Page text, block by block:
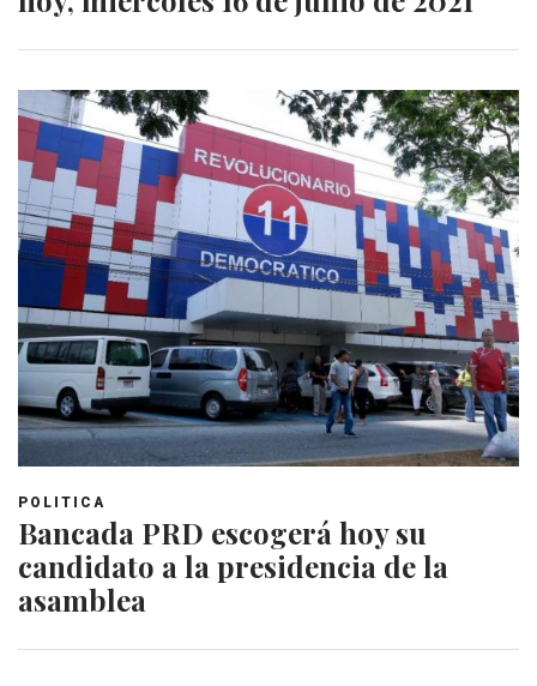
POLITICA
Bancada PRD escogerá hoy su
candidato a la presidencia de la
asamblea